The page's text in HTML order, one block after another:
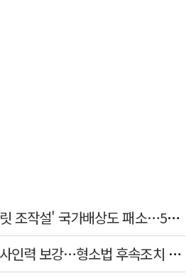
변희재, '최서원 태블릿 조작설' 국가배상도 패소…5천만원 청구 기각
경찰, 기동대 줄여 수사인력 보강…형소법 후속조치 본격화